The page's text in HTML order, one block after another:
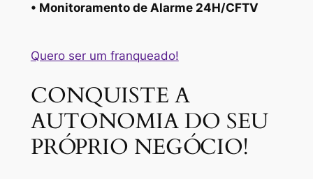
• Monitoramento de Alarme 24H/CFTV
Quero ser um franqueado!
CONQUISTE A
AUTONOMIA DO SEU
PRÓPRIO NEGÓCIO!